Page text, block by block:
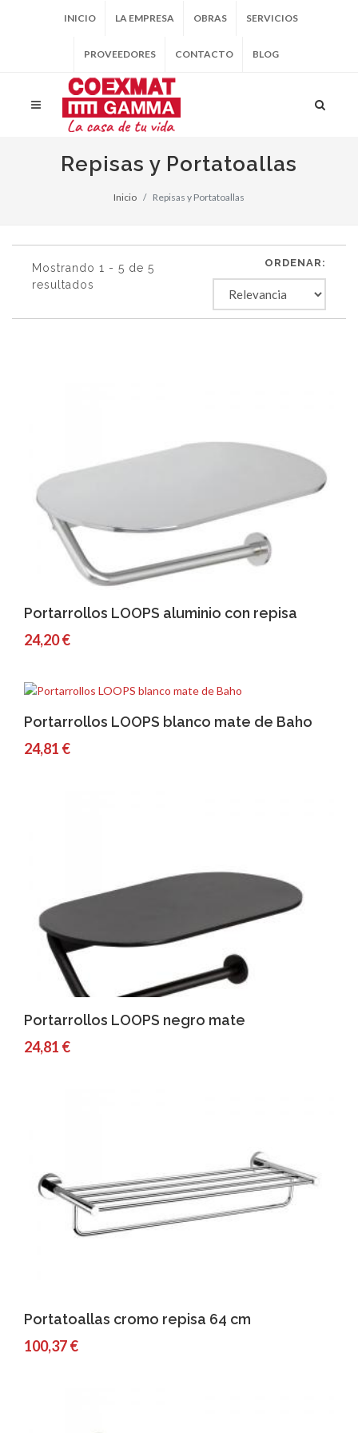
INICIO LA EMPRESA OBRAS SERVICIOS
PROVEEDORES CONTACTO BLOG
Repisas y Portatoallas
Inicio Repisas y Portatoallas
Mostrando 1 - 5 de 5
resultados
ORDENAR:
Comprar Detalles
Portarrollos LOOPS aluminio con repisa
24,20 €
Comprar Detalles
Portarrollos LOOPS blanco mate de Baho
24,81 €
Comprar Detalles
Portarrollos LOOPS negro mate
24,81 €
Comprar Detalles
Portatoallas cromo repisa 64 cm
100,37 €